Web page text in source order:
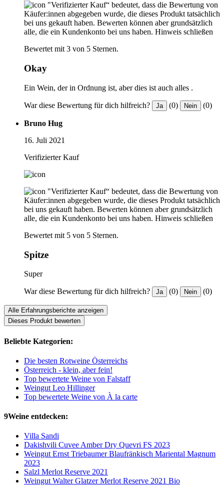
"Verifizierter Kauf“ bedeutet, dass die Bewertung von
Käufer:innen abgegeben wurde, die dieses Produkt tatsächlich
bei uns gekauft haben. Bewerten können aber grundsätzlich
alle, die ein Kundenkonto bei uns haben. Hinweis schließen
Bewertet mit 3 von 5 Sternen.
Okay
Ein Wein, der in Ordnung ist, aber dies ist auch alles .
War diese Bewertung für dich hilfreich? Ja (0) Nein (0)
Bruno Hug
16. Juli 2021
Verifizierter Kauf
"Verifizierter Kauf“ bedeutet, dass die Bewertung von
Käufer:innen abgegeben wurde, die dieses Produkt tatsächlich
bei uns gekauft haben. Bewerten können aber grundsätzlich
alle, die ein Kundenkonto bei uns haben. Hinweis schließen
Bewertet mit 5 von 5 Sternen.
Spitze
Super
War diese Bewertung für dich hilfreich? Ja (0) Nein (0)
Alle Erfahrungsberichte anzeigen
Dieses Produkt bewerten
Beliebte Kategorien:
Die besten Rotweine Österreichs
Österreich - klein, aber fein!
Top bewertete Weine von Falstaff
Weingut Leo Hillinger
Top bewertete Weine von À la carte
9Weine entdecken:
Villa Sandi
Dakishvili Cuvee Amber Dry Quevri FS 2023
Weingut Ernst Triebaumer Blaufränkisch Mariental Magnum
2023
Salzl Merlot Reserve 2021
Weingut Walter Glatzer Merlot Reserve 2021 Bio